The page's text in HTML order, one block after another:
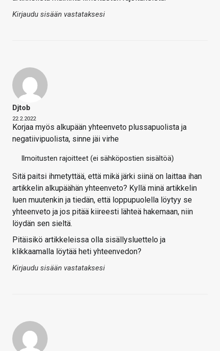
Kirjaudu sisään vastataksesi
Djtob
22.2.2022
Korjaa myös alkupään yhteenveto plussapuolista ja
negatiivipuolista, sinne jäi virhe
Ilmoitusten rajoitteet (ei sähköpostien sisältöä)
Sitä paitsi ihmetyttää, että mikä järki siinä on laittaa ihan
artikkelin alkupäähän yhteenveto? Kyllä minä artikkelin
luen muutenkin ja tiedän, että loppupuolella löytyy se
yhteenveto ja jos pitää kiireesti lähteä hakemaan, niin
löydän sen sieltä.
Pitäisikö artikkeleissa olla sisällysluettelo ja
klikkaamalla löytää heti yhteenvedon?
Kirjaudu sisään vastataksesi